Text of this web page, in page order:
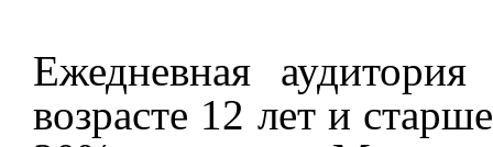
Ежедневная
возрасте 12 лет и